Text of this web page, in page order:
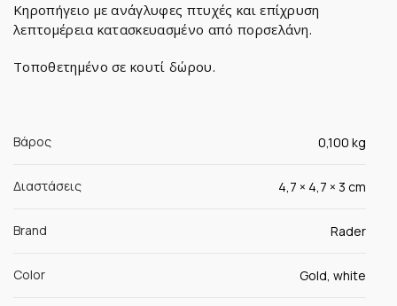
Κηροπήγειο με ανάγλυφες πτυχές και επίχρυση
λεπτομέρεια κατασκευασμένο από πορσελάνη.
Τοποθετημένο σε κουτί δώρου.
Βάρος 0,100 kg
Διαστάσεις 4,7 × 4,7 × 3 cm
Brand Rader
Color Gold, white